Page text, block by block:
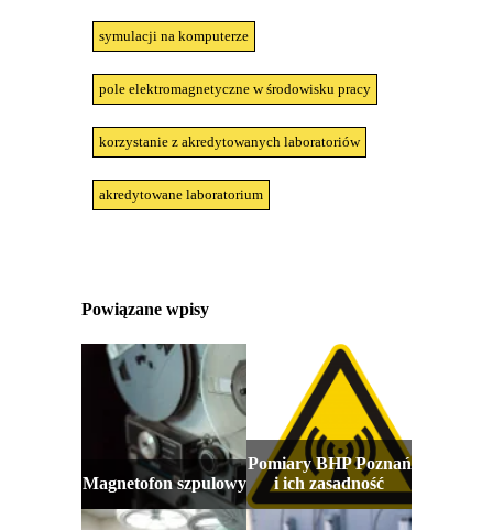
symulacji na komputerze
pole elektromagnetyczne w środowisku pracy
korzystanie z akredytowanych laboratoriów
akredytowane laboratorium
Powiązane wpisy
Magnetofon szpulowy
Pomiary BHP Poznań
i ich zasadność